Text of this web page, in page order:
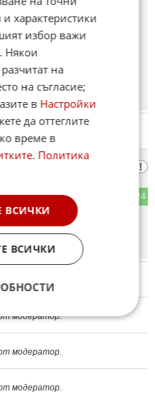
избраха да живеят,
на Родината.
, никой не се излъга
Корея .
24
на руски паспорти.
модератор.
модератор.
модератор.
модератор.
характеристики
избор важи
Някои
на
на съгласие;
в Настройки
да оттеглите
време в
. Политика
ВСИЧКИ
ВСИЧКИ